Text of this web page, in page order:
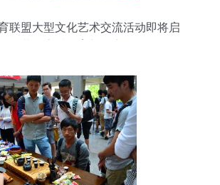
联盟大型文化艺术交流活动即将启